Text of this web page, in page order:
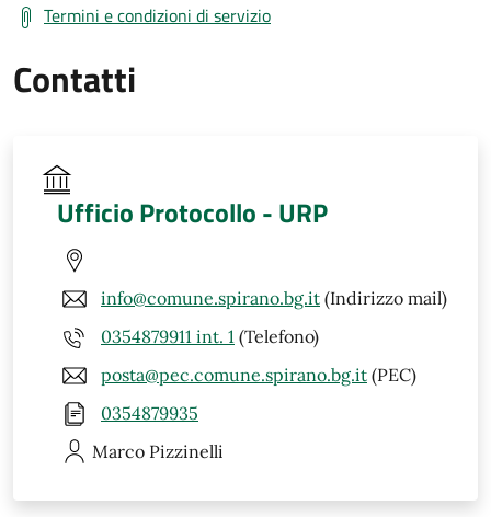
Termini e condizioni di servizio
Contatti
Ufficio Protocollo - URP
info@comune.spirano.bg.it (Indirizzo mail)
0354879911 int. 1 (Telefono)
posta@pec.comune.spirano.bg.it (PEC)
0354879935
Marco Pizzinelli